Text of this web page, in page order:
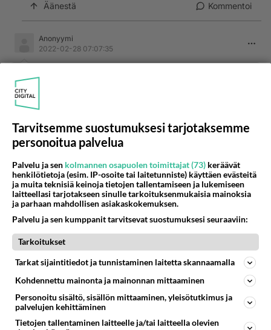
Äänestä Kommentoi
Anonyymi
2022-02-28 07:07:35
Viisi päivää mennyt. Ehkä ylläpito tekee jotain
sitten, kun edes joku siellä saa päänsä kuntoon.
Äänestä
Anonyymi
Ylläpito ilmeisesti testaa, että missä vaiheessa
poliisi puuttuu asiaan. Se tulee kyllä saamaan
vastauksen.
Äänestä Kommentoi
Anonyymi
2022-03-01 09:51:06
Ja hah hah! Poliisi on itse ilmoittanut
preferoinneistaan resurssipulassaan. Eli tämä on
listalla viimeisenä eli koskaan ei näin alas
Tarvitsemme suostumuksesi tarjotaksemme
personoitua palvelua
Palvelu ja sen kolmannen osapuolen toimittajat (73) keräävät
henkilötietoja (esim. IP-osoite tai laitetunniste) käyttäen evästeitä
ja muita teknisiä keinoja tietojen tallentamiseen ja lukemiseen
laitteellasi tarjotakseen sinulle tarkoituksenmukaisia mainoksia
ja parhaan mahdollisen asiakaskokemuksen.
Palvelu ja sen kumppanit tarvitsevat suostumuksesi seuraaviin:
Tarkoitukset
Tarkat sijaintitiedot ja tunnistaminen laitetta skannaamalla
Kohdennettu mainonta ja mainonnan mittaaminen
Personoitu sisältö, sisällön mittaaminen, yleisötutkimus ja
palvelujen kehittäminen
Tietojen tallentaminen laitteelle ja/tai laitteella olevien